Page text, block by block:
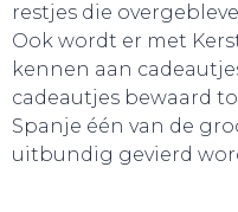
restjes die
Ook wordt er met
kennen aan
cadeautjes bewaard
Spanje één van de
uitbundig gevierd